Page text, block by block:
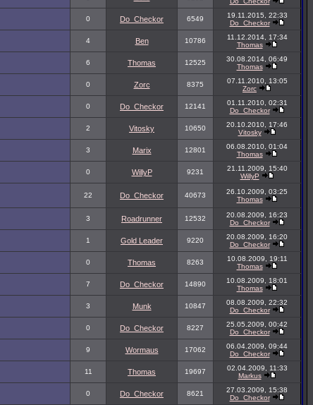
0 Do_Checkor 6549
19.11.2015, 22:33
Do_Checkor
4 Ben 10786
11.12.2014, 17:34
Thomas
6 Thomas 12525
30.08.2014, 06:49
Thomas
0 Zorc 8375
07.11.2010, 13:05
Zorc
0 Do_Checkor 12141
01.11.2010, 02:31
Do_Checkor
2 Vitosky 10650
20.10.2010, 17:46
Vitosky
3 Marix 12801
06.08.2010, 01:04
Thomas
0 WillyP 9231
21.11.2009, 15:40
WillyP
22 Do_Checkor 40673
26.10.2009, 03:25
Thomas
3 Roadrunner 12532
20.08.2009, 16:23
Do_Checkor
1 Gold Leader 9220
20.08.2009, 16:20
Do_Checkor
0 Thomas 8263
10.08.2009, 19:11
Thomas
7 Do_Checkor 14890
10.08.2009, 18:01
Thomas
3 Munk 10847
08.08.2009, 22:32
Do_Checkor
0 Do_Checkor 8227
25.05.2009, 00:42
Do_Checkor
9 Wormaus 17062
06.04.2009, 09:44
Do_Checkor
11 Thomas 19697
02.04.2009, 11:33
Markus
0 Do_Checkor 8621
27.03.2009, 15:38
Do_Checkor